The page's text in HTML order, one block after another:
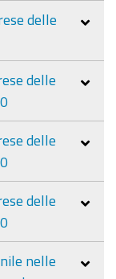
delle
delle
delle
delle
nelle